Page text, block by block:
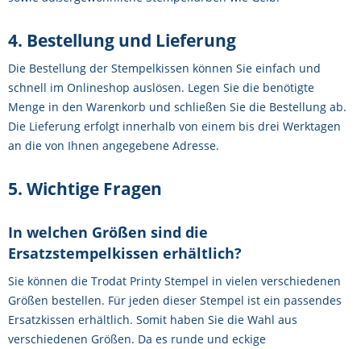
4. Bestellung und Lieferung
Die Bestellung der Stempelkissen können Sie einfach und
schnell im Onlineshop auslösen. Legen Sie die benötigte
Menge in den Warenkorb und schließen Sie die Bestellung ab.
Die Lieferung erfolgt innerhalb von einem bis drei Werktagen
an die von Ihnen angegebene Adresse.
5. Wichtige Fragen
In welchen Größen sind die
Ersatzstempelkissen erhältlich?
Sie können die Trodat Printy Stempel in vielen verschiedenen
Größen bestellen. Für jeden dieser Stempel ist ein passendes
Ersatzkissen erhältlich. Somit haben Sie die Wahl aus
verschiedenen Größen. Da es runde und eckige